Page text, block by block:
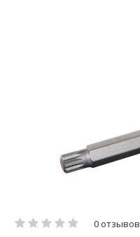
0 отзывов